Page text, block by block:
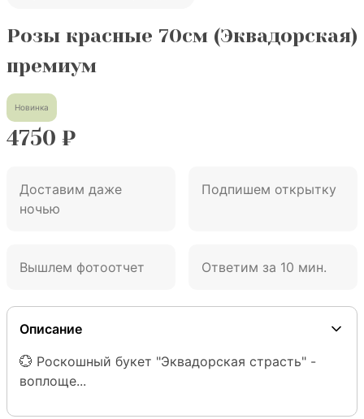
Розы красные 70см (Эквадорская)
премиум
Новинка
4750 ₽
Доставим даже
ночью
Подпишем открытку
Вышлем фотоотчет Ответим за 10 мин.
Описание
💮 Роскошный букет "Эквадорская страсть" -
воплоще...